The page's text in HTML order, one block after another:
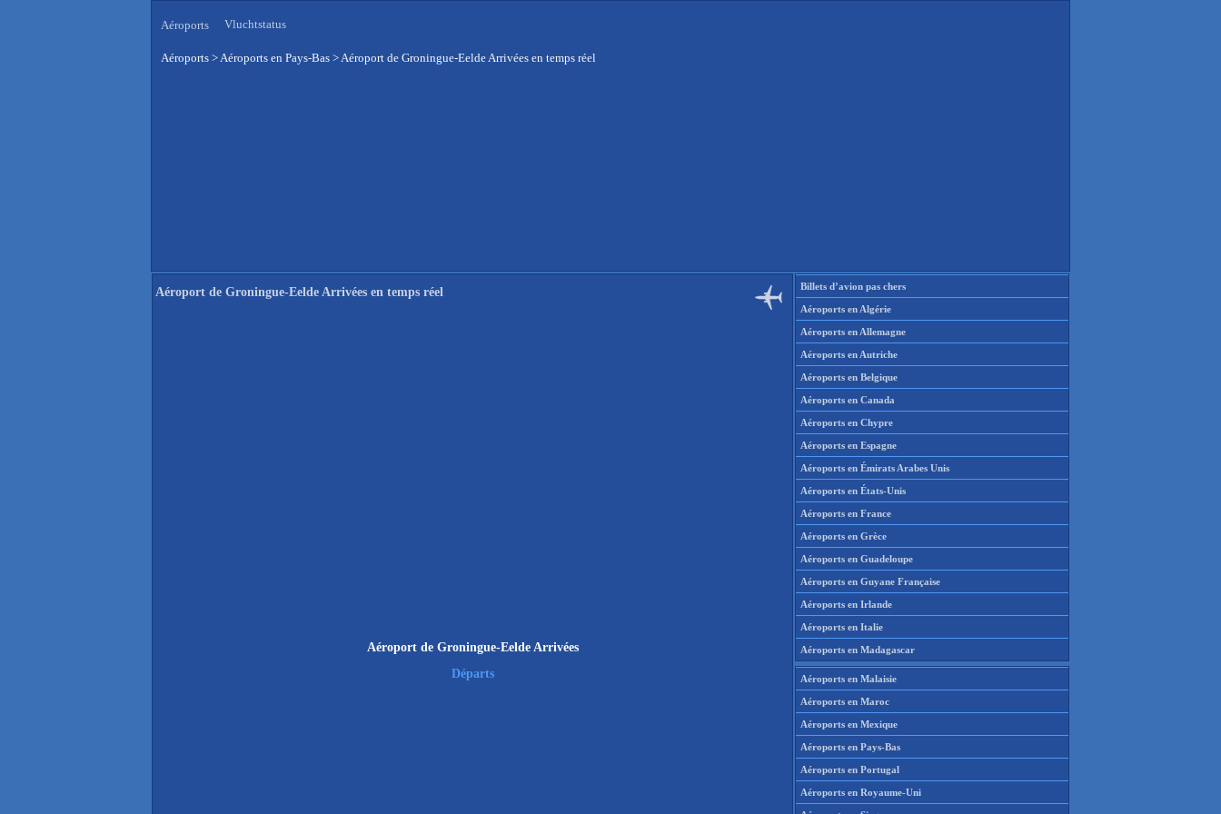
Aéroports Vluchtstatus
Aéroports >Aéroports en Pays-Bas >Aéroport de Groningue-Eelde Arrivées en temps réel
Aéroport de Groningue-Eelde Arrivées en temps réel
Aéroport de Groningue-Eelde Arrivées
Départs
Billets d’avion pas chers
Aéroports en Algérie
Aéroports en Allemagne
Aéroports en Autriche
Aéroports en Belgique
Aéroports en Canada
Aéroports en Chypre
Aéroports en Espagne
Aéroports en Émirats Arabes Unis
Aéroports en États-Unis
Aéroports en France
Aéroports en Grèce
Aéroports en Guadeloupe
Aéroports en Guyane Française
Aéroports en Irlande
Aéroports en Italie
Aéroports en Madagascar
Aéroports en Malaisie
Aéroports en Maroc
Aéroports en Mexique
Aéroports en Pays-Bas
Aéroports en Portugal
Aéroports en Royaume-Uni